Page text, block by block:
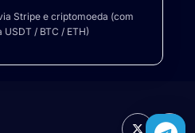
Stripe e criptomoeda (com
/ BTC / ETH)